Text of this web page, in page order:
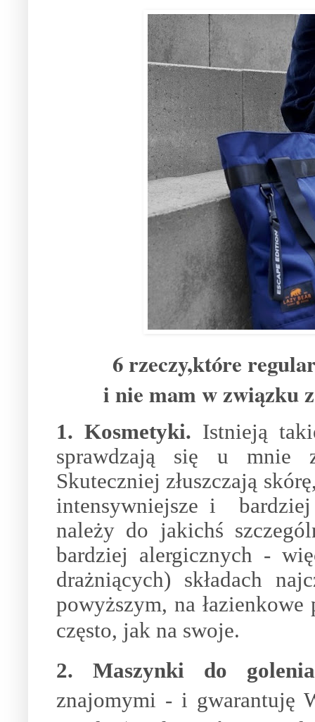
6 rzeczy,które
i nie mam w związku
1. Kosmetyki. Istnieją
sprawdzają się u mnie
Skuteczniej złuszczają
intensywniejsze i bardziej
należy do jakichś
bardziej alergicznych -
drażniących) składach
powyższym, na
często, jak na swoje.
2. Maszynki do
znajomymi - i gwarantuję